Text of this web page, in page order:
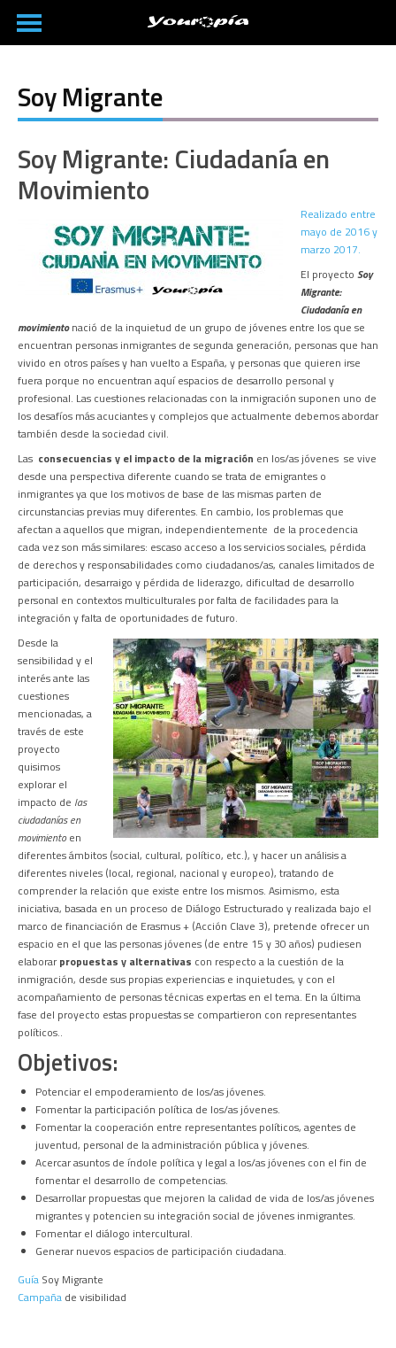
Soy Migrante
Soy Migrante: Ciudadanía en
Movimiento
Realizado entre
mayo de 2016 y
marzo 2017.
El proyecto Soy
Migrante:
Ciudadanía en
movimientonació de la inquietud de un grupo de jóvenes entre los que se
encuentran personas inmigrantes de segunda generación, personas que han
vivido en otros países y han vuelto a España, y personas que quieren irse
fuera porque no encuentran aquí espacios de desarrollo personal y
profesional. Las cuestiones relacionadas con la inmigración suponen uno de
los desafíos más acuciantes y complejos que actualmente debemos abordar
también desde la sociedad civil.
Las consecuencias y el impacto de la migración en los/as jóvenes se vive
desde una perspectiva diferente cuando se trata de emigrantes o
inmigrantes ya que los motivos de base de las mismas parten de
circunstancias previas muy diferentes. En cambio, los problemas que
afectan a aquellos que migran, independientemente de la procedencia
cada vez son más similares: escaso acceso a los servicios sociales, pérdida
de derechos y responsabilidades como ciudadanos/as, canales limitados de
participación, desarraigo y pérdida de liderazgo, dificultad de desarrollo
personal en contextos multiculturales por falta de facilidades para la
integración y falta de oportunidades de futuro.
Desde la
sensibilidad y el
interés ante las
cuestiones
mencionadas, a
través de este
proyecto
quisimos
explorar el
impacto de las
ciudadanías en
movimientoen
diferentes ámbitos (social, cultural, político, etc.), y hacer un análisis a
diferentes niveles (local, regional, nacional y europeo), tratando de
comprender la relación que existe entre los mismos. Asimismo, esta
iniciativa, basada en un proceso de Diálogo Estructurado y realizada bajo el
marco de financiación de Erasmus + (Acción Clave 3), pretende ofrecer un
espacio en el que las personas jóvenes (de entre 15 y 30 años) pudiesen
elaborarpropuestas y alternativas con respecto a la cuestión de la
inmigración, desde sus propias experiencias e inquietudes, y con el
acompañamiento de personas técnicas expertas en el tema. En la última
fase del proyecto estas propuestas se compartieron con representantes
políticos..
Objetivos:
Potenciar el empoderamiento de los/as jóvenes.
Fomentar la participación política de los/as jóvenes.
Fomentar la cooperación entre representantes políticos, agentes de
juventud, personal de la administración pública y jóvenes.
Acercar asuntos de índole política y legal a los/as jóvenes con el fin de
fomentar el desarrollo de competencias.
Desarrollar propuestas que mejoren la calidad de vida de los/as jóvenes
migrantes y potencien su integración social de jóvenes inmigrantes.
Fomentar el diálogo intercultural.
Generar nuevos espacios de participación ciudadana.
Guía Soy Migrante
Campaña de visibilidad